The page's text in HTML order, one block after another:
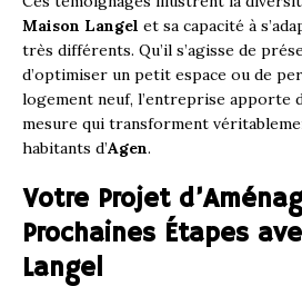
Maison Langel et sa capacité à
très différents. Qu’il s’agisse de
d’optimiser un petit espace ou de
logement neuf, l’entreprise apporte
mesure qui transforment
habitants d’Agen.
Votre Projet
Prochaines Étapes
Langel